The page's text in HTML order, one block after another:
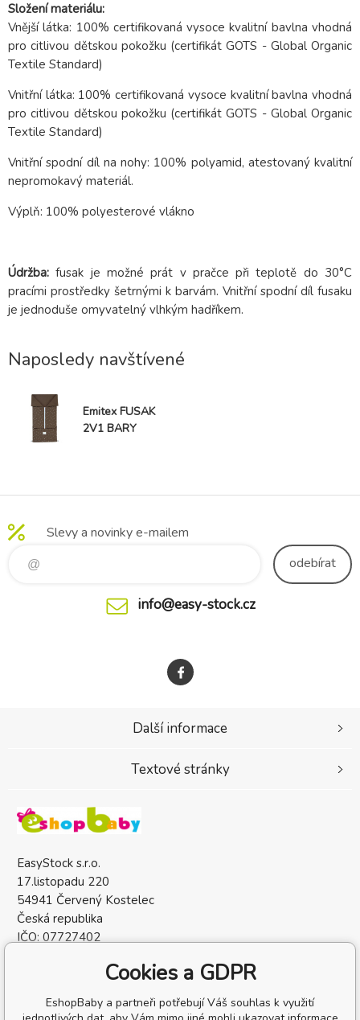
Složení materiálu:
Vnější látka: 100% certifikovaná vysoce kvalitní bavlna vhodná
pro citlivou dětskou pokožku (certifikát GOTS - Global Organic
Textile Standard)
Vnitřní látka: 100% certifikovaná vysoce kvalitní bavlna vhodná
pro citlivou dětskou pokožku (certifikát GOTS - Global Organic
Textile Standard)
Vnitřní spodní díl na nohy: 100% polyamid, atestovaný kvalitní
nepromokavý materiál.
Výplň: 100% polyesterové vlákno
Údržba: fusak je možné prát v pračce při teplotě do 30°C
pracími prostředky šetrnými k barvám. Vnitřní spodní díl fusaku
je jednoduše omyvatelný vlhkým hadříkem.
Naposledy navštívené
Emitex FUSAK
2V1 BARY
Slevy a novinky e-mailem
odebírat
info@easy-stock.cz
EasyStock s.r.o.
17.listopadu 220
54941 Červený Kostelec
Česká republika
IČO: 07727402
Další informace
Textové stránky
Cookies a GDPR
EshopBaby a partneři potřebují Váš souhlas k využití